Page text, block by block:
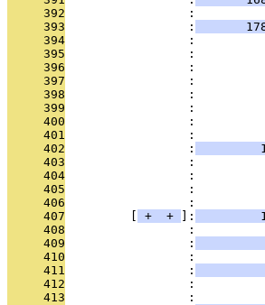
     392
:
     393
                 :
     394
:
     395
:
     396
:
     397
:
     398
:
     399
:
     400
:
     401
:
     402
                 :
     403
:
     404
:
     405
:
     406
:
     407
+ + ]:
     408
:
     409
                 :
     410
:
     411
                 :
     412
:
     413
: